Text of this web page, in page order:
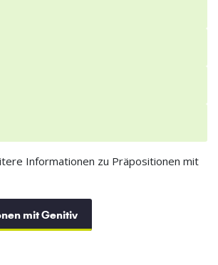
Informationen zu Präpositionen mit
mit Genitiv